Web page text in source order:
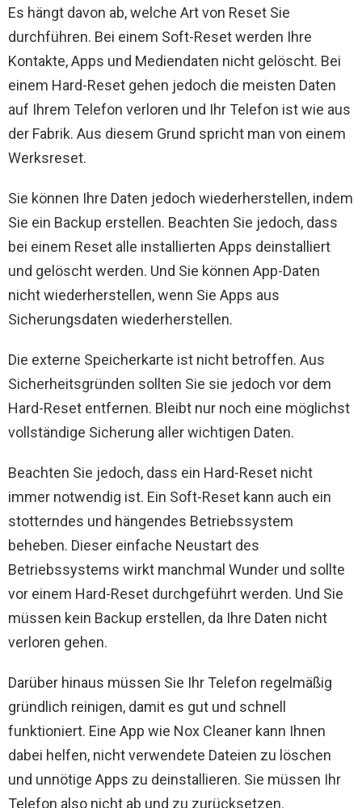
Es hängt davon ab, welche Art von Reset Sie
durchführen. Bei einem Soft-Reset werden Ihre
Kontakte, Apps und Mediendaten nicht gelöscht. Bei
einem Hard-Reset gehen jedoch die meisten Daten
auf Ihrem Telefon verloren und Ihr Telefon ist wie aus
der Fabrik. Aus diesem Grund spricht man von einem
Werksreset.
Sie können Ihre Daten jedoch wiederherstellen, indem
Sie ein Backup erstellen. Beachten Sie jedoch, dass
bei einem Reset alle installierten Apps deinstalliert
und gelöscht werden. Und Sie können App-Daten
nicht wiederherstellen, wenn Sie Apps aus
Sicherungsdaten wiederherstellen.
Die externe Speicherkarte ist nicht betroffen. Aus
Sicherheitsgründen sollten Sie sie jedoch vor dem
Hard-Reset entfernen. Bleibt nur noch eine möglichst
vollständige Sicherung aller wichtigen Daten.
Beachten Sie jedoch, dass ein Hard-Reset nicht
immer notwendig ist. Ein Soft-Reset kann auch ein
stotterndes und hängendes Betriebssystem
beheben. Dieser einfache Neustart des
Betriebssystems wirkt manchmal Wunder und sollte
vor einem Hard-Reset durchgeführt werden. Und Sie
müssen kein Backup erstellen, da Ihre Daten nicht
verloren gehen.
Darüber hinaus müssen Sie Ihr Telefon regelmäßig
gründlich reinigen, damit es gut und schnell
funktioniert. Eine App wie Nox Cleaner kann Ihnen
dabei helfen, nicht verwendete Dateien zu löschen
und unnötige Apps zu deinstallieren. Sie müssen Ihr
Telefon also nicht ab und zu zurücksetzen.